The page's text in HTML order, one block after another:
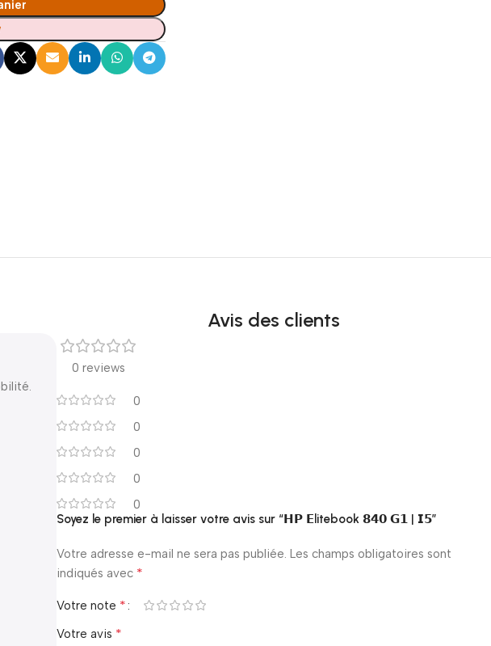
Avis des clients
0 reviews
0
0
0
0
0
Soyez le premier à laisser votre avis sur “𝗛𝗣 𝗘litebook 𝟴𝟰𝟬 𝗚𝟭 | 𝗜𝟱”
Votre adresse e-mail ne sera pas publiée. Les champs obligatoires sont
indiqués avec *
Votre note *
Votre avis *